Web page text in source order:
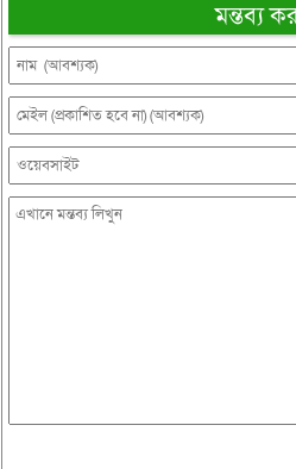
মন্তব্য